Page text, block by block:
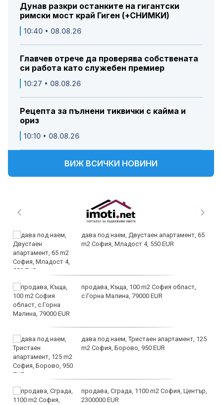
Дунав разкри останките на гигантски
римски мост край Гиген (+СНИМКИ)
10:40 • 08.08.26
Главчев отрече да проверява собствената
си работа като служебен премиер
10:27 • 08.08.26
Рецепта за пълнени тиквички с кайма и
ориз
10:10 • 08.08.26
ВИЖ ВСИЧКИ НОВИНИ
дава под наем, Двустаен апартамент, 65
m2 София, Младост 4, 550 EUR
продава, Къща, 100 m2 София област,
с.Горна Малина, 79000 EUR
дава под наем, Тристаен апартамент, 125
m2 София, Борово, 950 EUR
продава, Сграда, 1100 m2 София, Център,
2300000 EUR